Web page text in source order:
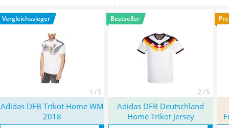
Sicherheitsweste Reiten
Service
bzw. Vergleichstabelle nach Ihrem neuen Lieblingstrikot.
Überzeugt hat uns hier im August 2026 besonders das
Adidas DFB Trikot Home WM 2018* mit seinen
Eigenschaften.
Vergleichssieger
1 / 5
Bestseller
2 / 5
Adidas DFB Trikot Home WM
2018
Adidas DFB Deutschland
Home Trikot Jersey